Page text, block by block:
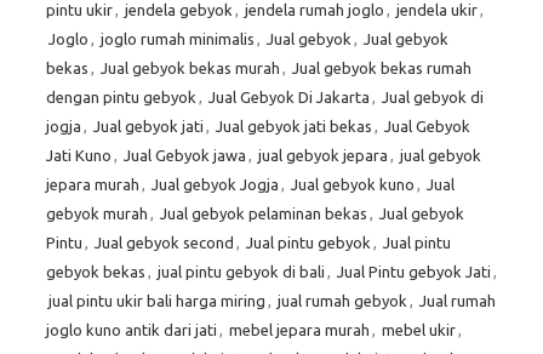
pintu ukir, jendela gebyok , jendela rumah joglo , jendela ukir,
Joglo , joglo rumah minimalis , Jual gebyok , Jual gebyok
bekas , Jual gebyok bekas murah , Jual gebyok bekas rumah
dengan pintu gebyok , Jual Gebyok Di Jakarta , Jual gebyok di
jogja , Jual gebyok jati , Jual gebyok jati bekas , Jual Gebyok
Jati Kuno , Jual Gebyok jawa , jual gebyok jepara , jual gebyok
jepara murah , Jual gebyok Jogja , Jual gebyok kuno , Jual
gebyok murah , Jual gebyok pelaminan bekas , Jual gebyok
Pintu , Jual gebyok second , Jual pintu gebyok , Jual pintu
gebyok bekas , jual pintu gebyok di bali , Jual Pintu gebyok Jati ,
jual pintu ukir bali harga miring , jual rumah gebyok , Jual rumah
joglo kuno antik dari jati , mebel jepara murah , mebel ukir,